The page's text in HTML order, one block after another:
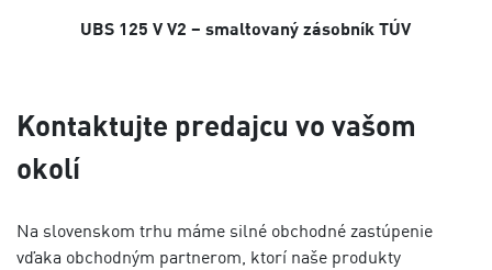
UBS 125 V V2 – smaltovaný zásobník TÚV
Kontaktujte predajcu vo vašom
okolí
Na slovenskom trhu máme silné obchodné zastúpenie
vďaka obchodným partnerom, ktorí naše produkty